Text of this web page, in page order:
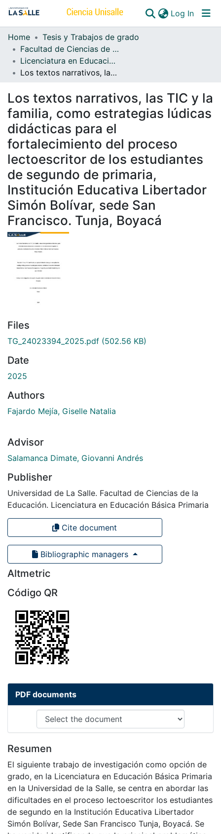
Log In
Communities & Collections
All of DSpace
Home
Tesis y Trabajos de grado
Facultad de Ciencias de la Educación
Licenciatura en Educación Básica Primaria
Los textos narrativos, las TIC y la familia, como estrategias lúdicas didácticas para el fortalecimiento del proceso lectoescritor de los estudiantes de segundo de primaria, Institución Educativa Libertador Simón Bolívar, sede San Francisco. Tunja, Boyacá
Los textos narrativos, las TIC y la
familia, como estrategias lúdicas
didácticas para el
fortalecimiento del proceso
lectoescritor de los estudiantes
de segundo de primaria,
Institución Educativa Libertador
Simón Bolívar, sede San
Francisco. Tunja, Boyacá
Files
TG_24023394_2025.pdf (502.56 KB)
Date
2025
Authors
Fajardo Mejía, Giselle Natalia
Advisor
Salamanca Dimate, Giovanni Andrés
Publisher
Universidad de La Salle. Facultad de Ciencias de la
Educación. Licenciatura en Educación Básica Primaria
Cite document
Bibliographic managers
Altmetric
Código QR
PDF documents
Resumen
El siguiente trabajo de investigación como opción de
grado, en la Licenciatura en Educación Básica Primaria
en la Universidad de la Salle, se centra en abordar las
dificultades en el proceso lectoescritor los estudiantes
de segundo en la Institución Educativa Libertador
Simón Bolívar, Sede San Francisco Tunja, Boyacá. Se